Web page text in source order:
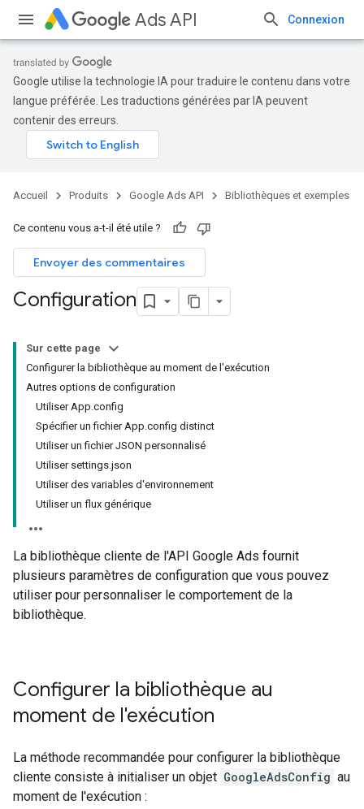
Ads API Connexion
Google utilise la technologie IA pour traduire le contenu dans votre
langue préférée. Les traductions générées par IA peuvent
contenir des erreurs.
Accueil Produits Google Ads API Bibliothèques et exemples
Ce contenu vous a-t-il été utile ?
Envoyer des commentaires
Configuration
Sur cette page
Configurer la bibliothèque au moment de l'exécution
Autres options de configuration
Utiliser App.config
Spécifier un fichier App.config distinct
Utiliser un fichier JSON personnalisé
Utiliser settings.json
Utiliser des variables d'environnement
Utiliser un flux générique
La bibliothèque cliente de l'API Google Ads fournit
plusieurs paramètres de configuration que vous pouvez
utiliser pour personnaliser le comportement de la
bibliothèque.
Configurer la bibliothèque au
moment de l'exécution
La méthode recommandée pour configurer la bibliothèque
cliente consiste à initialiser un objet GoogleAdsConfig au
moment de l'exécution :